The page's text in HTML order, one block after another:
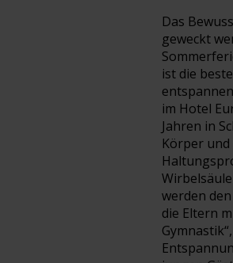
Das
geweckt
ist die
im Hotel
Jahren in
Körper
werden
die Eltern